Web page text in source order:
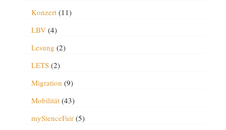
Konzert(11)
LBV(4)
Lesung (2)
LETS(2)
Migration (9)
Mobilität(43)
mySienceFair(5)